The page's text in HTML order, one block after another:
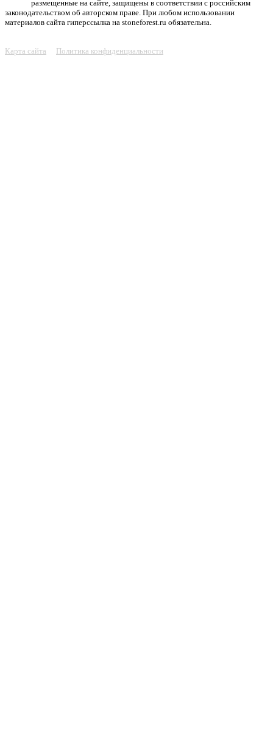
размещенные на сайте, защищены в соответствии с российским
законодательством об авторском праве. При любом использовании
материалов сайта гиперссылка на stoneforest.ru обязательна.
Карта сайта Политика конфиденциальности